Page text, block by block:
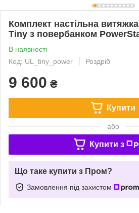
Комплект настільна
Tiny з повербанком
В наявності
Код: UL_tiny_power
Роздріб
9 600 ₴
Купити
або
Купити з
Що таке купити з Пром?
Замовлення під захистом